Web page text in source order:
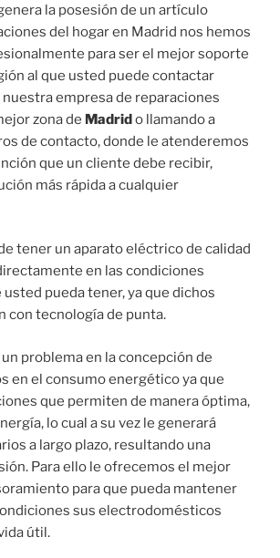
la posesión de un artículo
del hogar en Madrid nos hemos
para ser el mejor soporte
al que usted puede contactar
nuestra empresa de reparaciones
zona de Madrido llamando a
de contacto, donde le atenderemos
que un cliente debe recibir,
más rápida a cualquier
tener un aparato eléctrico de calidad
en las condiciones
pueda tener, ya que dichos
con tecnología de punta.
problema en la concepción de
en el consumo energético ya que
que permiten de manera óptima,
lo cual a su vez le generará
a largo plazo, resultando una
Para ello le ofrecemos el mejor
para que pueda mantener
sus electrodomésticos
útil.